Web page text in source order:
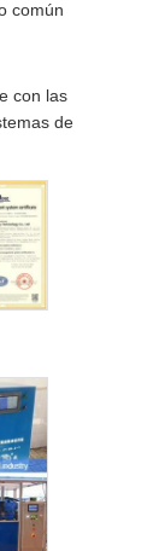
común
con las
de